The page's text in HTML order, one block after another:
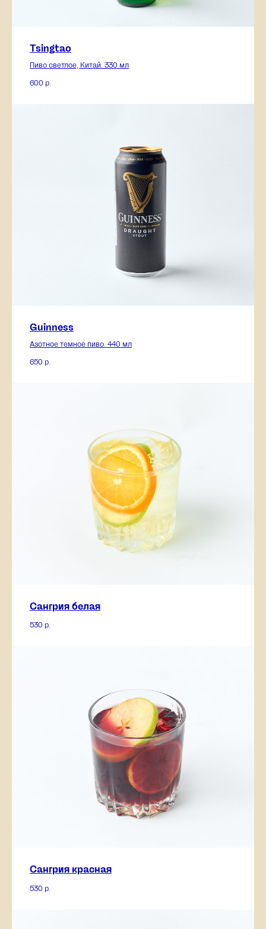
Tsingtao
Пиво светлое, Китай. 330 мл
600 р.
Guinness
Азотное темное пиво. 440 мл
650 р.
Сангрия белая
530 р.
Сангрия красная
530 р.